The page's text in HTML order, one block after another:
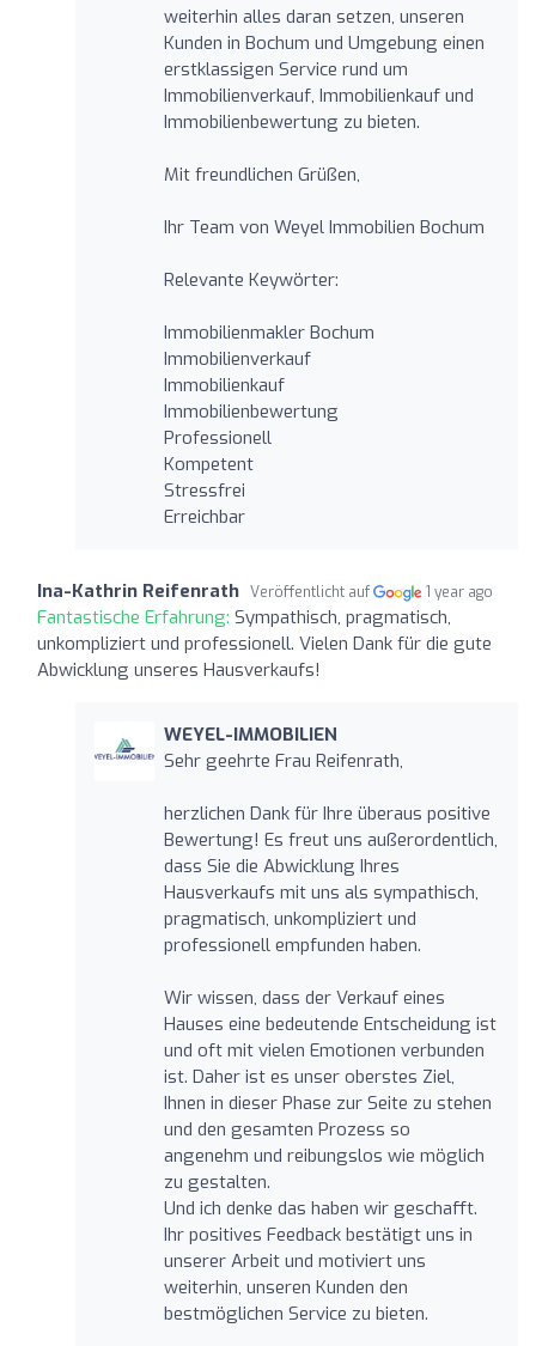
weiterhin alles daran setzen, unseren
Kunden in Bochum und Umgebung einen
erstklassigen Service rund um
Immobilienverkauf, Immobilienkauf und
Immobilienbewertung zu bieten.
Mit freundlichen Grüßen,
Ihr Team von Weyel Immobilien Bochum
Relevante Keywörter:
Immobilienmakler Bochum
Immobilienverkauf
Immobilienkauf
Immobilienbewertung
Professionell
Kompetent
Stressfrei
Erreichbar
Ina-Kathrin Reifenrath Veröffentlicht auf 1 year ago
Fantastische Erfahrung: Sympathisch, pragmatisch,
unkompliziert und professionell. Vielen Dank für die gute
Abwicklung unseres Hausverkaufs!
WEYEL-IMMOBILIEN
Sehr geehrte Frau Reifenrath,
herzlichen Dank für Ihre überaus positive
Bewertung! Es freut uns außerordentlich,
dass Sie die Abwicklung Ihres
Hausverkaufs mit uns als sympathisch,
pragmatisch, unkompliziert und
professionell empfunden haben.
Wir wissen, dass der Verkauf eines
Hauses eine bedeutende Entscheidung ist
und oft mit vielen Emotionen verbunden
ist. Daher ist es unser oberstes Ziel,
Ihnen in dieser Phase zur Seite zu stehen
und den gesamten Prozess so
angenehm und reibungslos wie möglich
zu gestalten.
Und ich denke das haben wir geschafft.
Ihr positives Feedback bestätigt uns in
unserer Arbeit und motiviert uns
weiterhin, unseren Kunden den
bestmöglichen Service zu bieten.